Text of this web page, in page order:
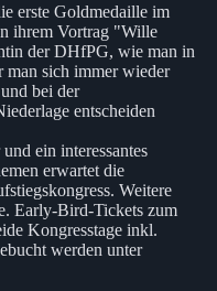
erste Goldmedaille im
ihrem Vortrag "Wille
der DHfPG, wie man in
sich immer wieder
bei der
entscheiden
ein interessantes
erwartet die
Weitere
Early-Bird-Tickets zum
Kongresstage inkl.
werden unter